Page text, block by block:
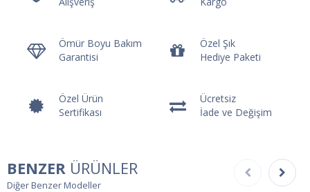
Ömür Boyu Bakım
Garantisi
Özel Şık
Hediye Paketi
Özel Ürün
Sertifikası
Ücretsiz
İade ve Değişim
BENZER ÜRÜNLER
Diğer Benzer Modeller